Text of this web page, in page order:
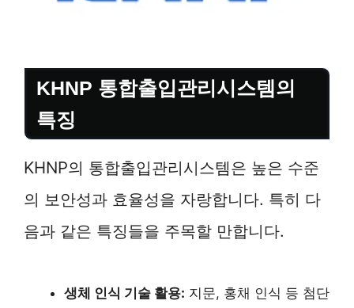
KHNP 통합출입관리시스템의
특징
KHNP의 통합출입관리시스템은 높은 수준
의 보안성과 효율성을 자랑합니다. 특히 다
음과 같은 특징들을 주목할 만합니다.
생체 인식 기술 활용: 지문, 홍채 인식 등 첨단